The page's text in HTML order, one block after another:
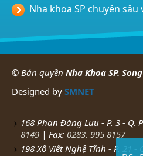
Nha khoa SP chuyên
© Bản quyền Nha Khoa SP.
Designed by SMNET
168 Phan Đăng Lưu - P. 3 - Q.
8149 | Fax: 0283. 995 8157
198 Xô Viết Nghệ Tĩnh - P. 21 -